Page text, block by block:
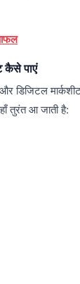
कैसे पाएं
तुरंत आ जाती है: